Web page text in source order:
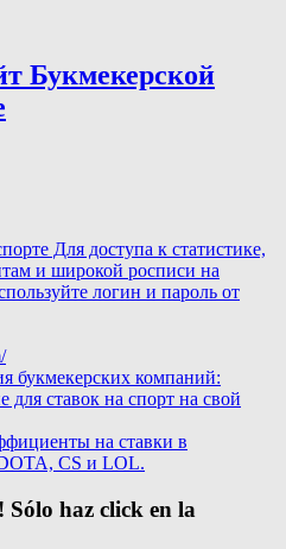
Букмекерской
Для доступа к статистике,
и широкой росписи на
логин и пароль от
букмекерских компаний:
для ставок на спорт на свой
на ставки в
CS и LOL.
haz click en la